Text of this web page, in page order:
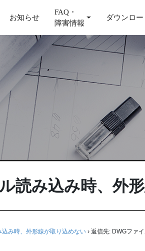
お知らせ
FAQ・
障害情報
ダウンロー
読み込み時、外
込み時、外形線が取り込めない › 返信先: DWGファ